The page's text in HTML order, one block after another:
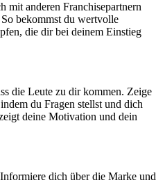
mit anderen Franchisepartnern
bekommst du wertvolle
die dir bei deinem Einstieg
die Leute zu dir kommen. Zeige
du Fragen stellst und dich
deine Motivation und dein
dich über die Marke und